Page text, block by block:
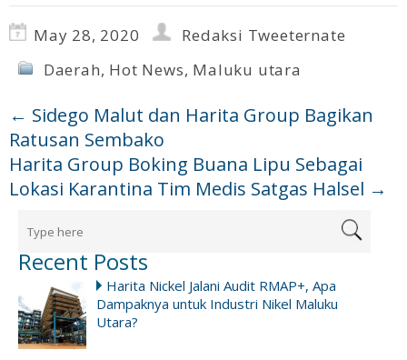
May 28, 2020
Redaksi Tweeternate
Daerah, Hot News, Maluku utara
← Sidego Malut dan Harita Group Bagikan
Ratusan Sembako
Harita Group Boking Buana Lipu Sebagai
Lokasi Karantina Tim Medis Satgas Halsel →
Recent Posts
Harita Nickel Jalani Audit RMAP+, Apa
Dampaknya untuk Industri Nikel Maluku
Utara?